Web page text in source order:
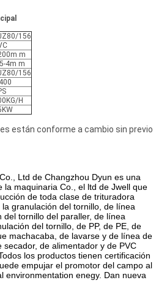
156
m
4m m
156
H
están conforme a cambio sin previo
Ltd de Changzhou Dyun es una
la maquinaria Co., el ltd de Jwell que
de toda clase de trituradora
granulación del tornillo, de línea
del tornillo del paraller, de línea
del tornillo, de PP, de PE, de
machacaba, de lavarse y de línea de
de alimentador y de PVC
los productos tienen certificación
empujar el promotor del campo al
environmentation enegy. Dan nueva